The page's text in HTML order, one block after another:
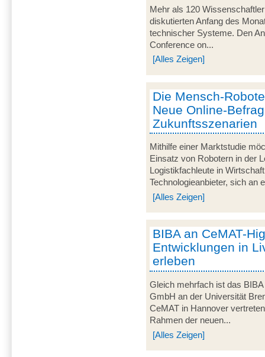
Mehr als 120
diskutierten Anfang des
technischer Systeme. Den
Conference on...
[Alles Zeigen]
Die Mensch-
Neue Online-
Zukunftsszenarien
Mithilfe einer Marktstudie
Einsatz von Robotern in der
Logistikfachleute in
Technologieanbieter, sich an
[Alles Zeigen]
BIBA an CeMAT-
Entwicklungen in
erleben
Gleich mehrfach ist das
GmbH an der Universität
CeMAT in Hannover
Rahmen der neuen...
[Alles Zeigen]